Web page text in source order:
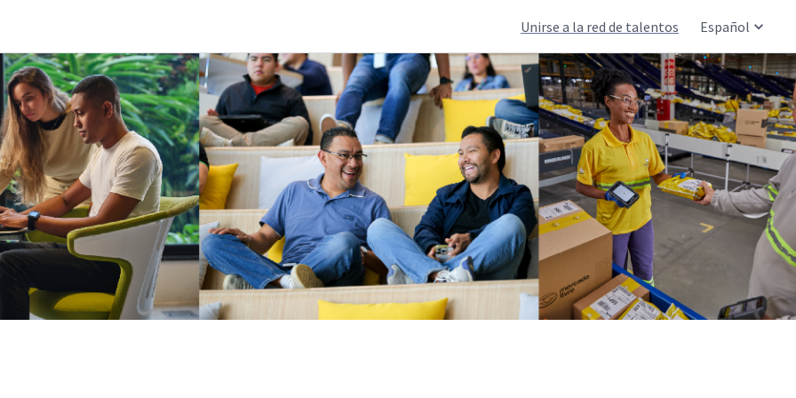
Unirse a la red de talentos Español